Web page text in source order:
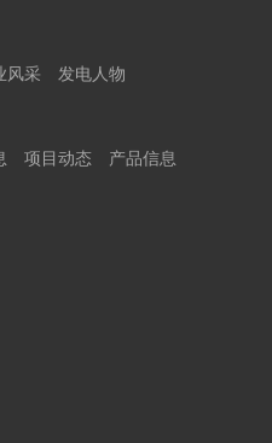
风采
发电人物
项目动态 产品信息